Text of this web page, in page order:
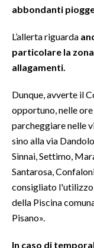
SALUTE
SARDEGNA TURISMO
SARDI NEL MONDO
EVENTI
#CARAUNIONE
3 MINUTI CON
INSULARITÀ
INFO AZIENDE
abbondanti
L’allerta riguarda
particolare la
allagamenti.
Dunque, avverte il
opportuno, nelle
parcheggiare nelle
sino alla via
Sinnai, Settimo,
Santarosa,
consigliato
della Piscina
Pisano».
In caso di